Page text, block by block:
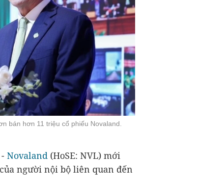
bán hơn 11 triệu cổ phiếu Novaland.
Novaland (HoSE: NVL) mới
người nội bộ liên quan đến